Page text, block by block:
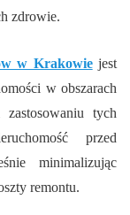
zdrowie.
w Krakowiejest
w obszarach
tych
przed
minimalizując
remontu.